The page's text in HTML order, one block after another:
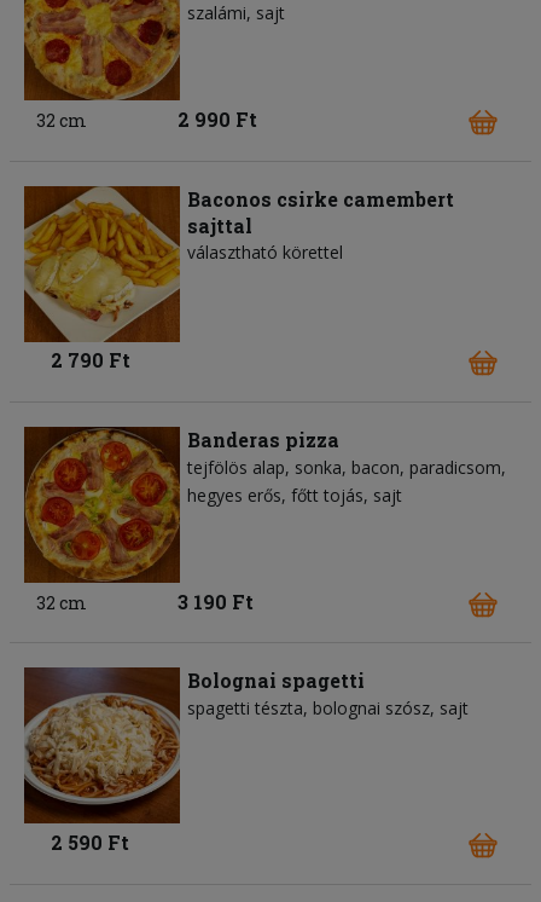
szalámi sajt
32 cm 2 990 Ft
Baconos csirke camembert
sajttal
választható körettel
2 790 Ft
Banderas pizza
tejfölös alap sonka bacon paradicsom
hegyes erős főtt tojás sajt
32 cm 3 190 Ft
Bolognai spagetti
spagetti tészta bolognai szósz sajt
2 590 Ft